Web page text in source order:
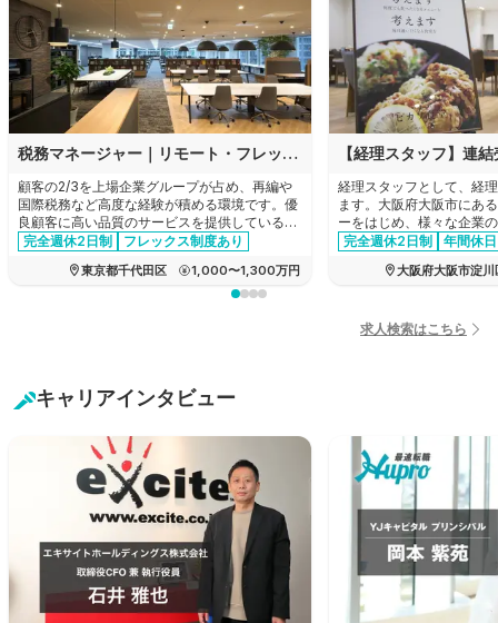
税務マネージャー｜リモート・フレックスあり｜顧客の2/3が上場グループ｜法人税務を主軸に希望に応じ再編や税務DDへも挑戦可
顧客の2/3を上場企業グループが占め、再編や
国際税務など高度な経験が積める環境です。優
良顧客に高い品質のサービスを提供しているた
め報酬水準も高く、同時に、リモートワークや
ね備えているため、キャリアとプライベートを
完全週休2日制
フレックス制度あり
育休・産休実績あり
管理職・マネージャー
年間休日120日以上
東京都千代田区 1,000〜1,300万円
経理スタッフとして、経
ます。大阪府大阪市にあ
ーをはじめ、様々な企業
産！新製品の企画から商
メーカーの求人です。
完全週休2日制
年間休
経験者優遇
家賃補助あ
大阪府大阪市淀川
求人検索はこちら
キャリアインタビュー